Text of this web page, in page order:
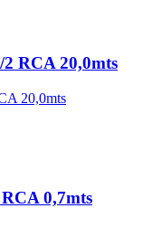
RCA 20,0mts
0,7mts